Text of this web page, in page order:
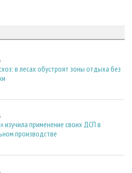
в лесах обустроят зоны отдыха без
изучила применение своих ДСП в
производстве